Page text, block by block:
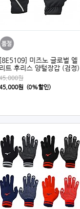
[8E5109] 미즈노 글로벌 엘
리트 후리스 양털장갑 (검정)
원
원 (0%할인)